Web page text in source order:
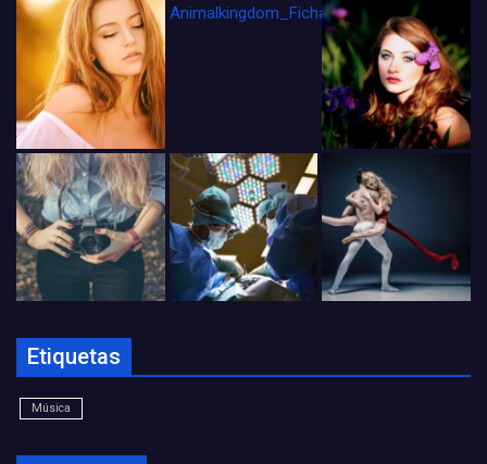
Animalkingdom_FichaCine
Etiquetas
Música